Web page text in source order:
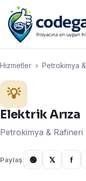
Hizmetler › Petrokimya
💡
Elektrik Arıza
Petrokimya & Rafineri
Paylaş 🟢 𝕏 f